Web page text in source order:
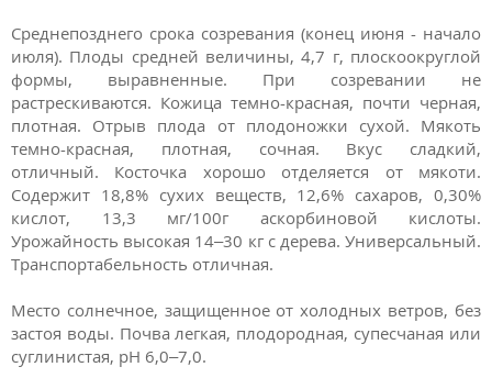
Среднепозднего срока созревания (конец июня - начало
июля). Плоды средней величины, 4,7 г, плоскоокруглой
формы, выравненные. При созревании не
растрескиваются. Кожица темно-красная, почти черная,
плотная. Отрыв плода от плодоножки сухой. Мякоть
темно-красная, плотная, сочная. Вкус сладкий,
отличный. Косточка хорошо отделяется от мякоти.
Содержит 18,8% сухих веществ, 12,6% сахаров, 0,30%
кислот, 13,3 мг/100г аскорбиновой кислоты.
Урожайность высокая 14–30 кг с дерева. Универсальный.
Транспортабельность отличная.
Место солнечное, защищенное от холодных ветров, без
застоя воды. Почва легкая, плодородная, супесчаная или
суглинистая, pH 6,0–7,0.